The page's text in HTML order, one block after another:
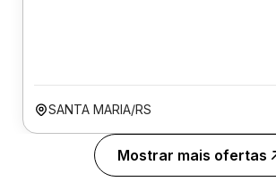
SANTA MARIA/RS
Mostrar mais ofertas